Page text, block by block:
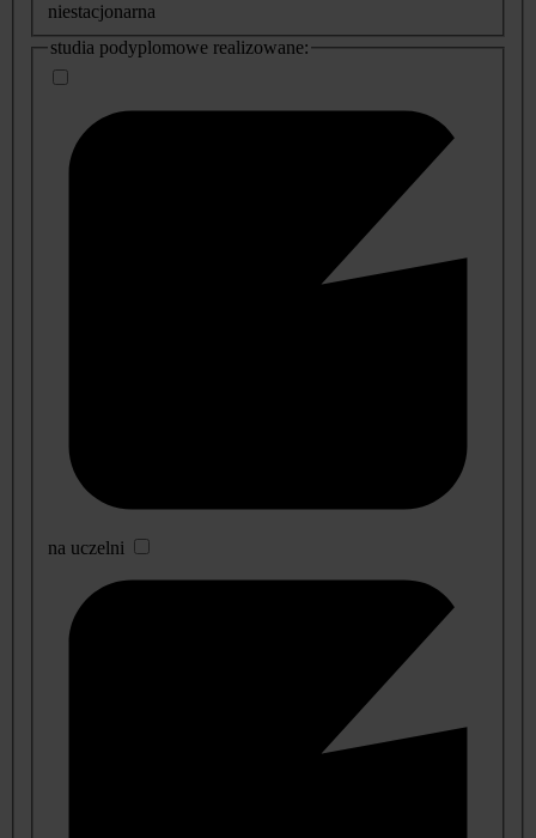
niestacjonarna
studia podyplomowe realizowane:
na uczelni